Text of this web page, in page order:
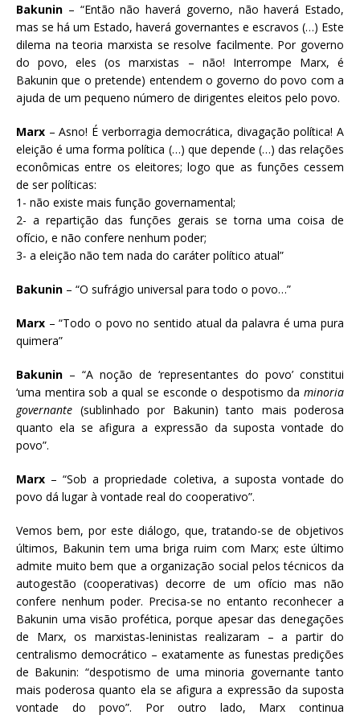
Bakunin – “Então não haverá governo, não haverá Estado,
mas se há um Estado, haverá governantes e escravos (…) Este
dilema na teoria marxista se resolve facilmente. Por governo
do povo, eles (os marxistas – não! Interrompe Marx, é
Bakunin que o pretende) entendem o governo do povo com a
ajuda de um pequeno número de dirigentes eleitos pelo povo.
Marx – Asno! É verborragia democrática, divagação política! A
eleição é uma forma política (…) que depende (…) das relações
econômicas entre os eleitores; logo que as funções cessem
de ser políticas:
1- não existe mais função governamental;
2- a repartição das funções gerais se torna uma coisa de
ofício, e não confere nenhum poder;
3- a eleição não tem nada do caráter político atual”
Bakunin – “O sufrágio universal para todo o povo…”
Marx – “Todo o povo no sentido atual da palavra é uma pura
quimera”
Bakunin – “A noção de ‘representantes do povo’ constitui
‘uma mentira sob a qual se esconde o despotismo da minoria
governante (sublinhado por Bakunin) tanto mais poderosa
quanto ela se afigura a expressão da suposta vontade do
povo”.
Marx – “Sob a propriedade coletiva, a suposta vontade do
povo dá lugar à vontade real do cooperativo”.
Vemos bem, por este diálogo, que, tratando-se de objetivos
últimos, Bakunin tem uma briga ruim com Marx; este último
admite muito bem que a organização social pelos técnicos da
autogestão (cooperativas) decorre de um ofício mas não
confere nenhum poder. Precisa-se no entanto reconhecer a
Bakunin uma visão profética, porque apesar das denegações
de Marx, os marxistas-leninistas realizaram – a partir do
centralismo democrático – exatamente as funestas predições
de Bakunin: “despotismo de uma minoria governante tanto
mais poderosa quanto ela se afigura a expressão da suposta
vontade do povo”. Por outro lado, Marx continua